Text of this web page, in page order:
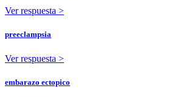
Ver respuesta >
preeclampsia
Ver respuesta >
embarazo ectopico